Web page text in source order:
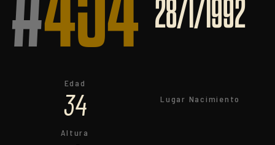
28/1/1992
Edad
34 Lugar Nacimiento
Altura